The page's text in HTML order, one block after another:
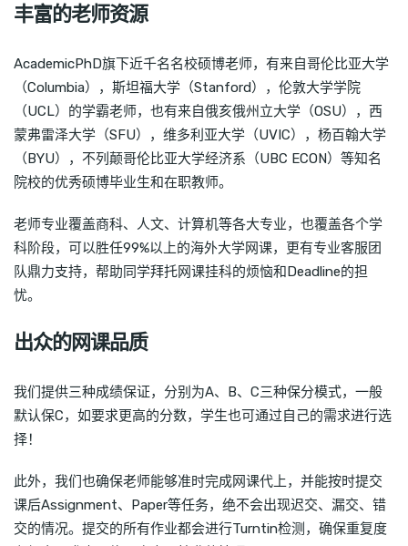
丰富的老师资源
AcademicPhD旗下近千名名校硕博老师，有来自哥伦比亚大学
（Columbia），斯坦福大学（Stanford），伦敦大学学院
（UCL）的学霸老师，也有来自俄亥俄州立大学（OSU），西
蒙弗雷泽大学（SFU），维多利亚大学（UVIC），杨百翰大学
（BYU），不列颠哥伦比亚大学经济系（UBC ECON）等知名
院校的优秀硕博毕业生和在职教师。
老师专业覆盖商科、人文、计算机等各大专业，也覆盖各个学
科阶段，可以胜任99%以上的海外大学网课，更有专业客服团
队鼎力支持，帮助同学拜托网课挂科的烦恼和Deadline的担
忧。
出众的网课品质
我们提供三种成绩保证，分别为A、B、C三种保分模式，一般
默认保C，如要求更高的分数，学生也可通过自己的需求进行选
择！
此外，我们也确保老师能够准时完成网课代上，并能按时提交
课后Assignment、Paper等任务，绝不会出现迟交、漏交、错
交的情况。提交的所有作业都会进行Turntin检测，确保重复度